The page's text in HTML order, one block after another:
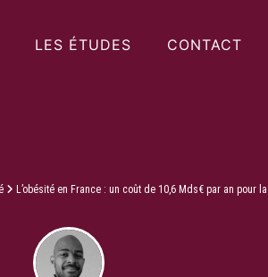
LES ÉTUDES CONTACT
L’obésité en France : un coût de 10,6 Mds€ par an pour